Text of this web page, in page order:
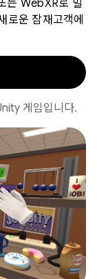
WebXR로 빌
로운 잠재고객에
게임입니다.